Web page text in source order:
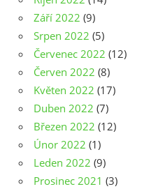
Září 2022 (9)
Srpen 2022 (5)
Červenec 2022 (12)
Červen 2022 (8)
Květen 2022 (17)
Duben 2022 (7)
Březen 2022 (12)
Únor 2022 (1)
Leden 2022 (9)
Prosinec 2021 (3)